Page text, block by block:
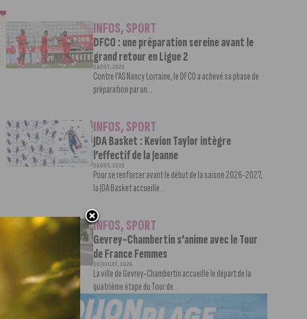
INFOS,SPORT
DFCO : une préparation sereine avant le
grand retour en Ligue 2
3 AOÛT, 2026
Contre l’AS Nancy Lorraine, le DFCO a achevé sa phase de
préparation par un...
INFOS,SPORT
JDA Basket : Kevion Taylor intègre
l’effectif de la Jeanne
3 AOÛT, 2026
Pour se renforcer avant le début de la saison 2026-2027,
la JDA Basket accueille...
INFOS,SPORT
Gevrey-Chambertin s’anime avec le Tour
de France Femmes
30 JUILLET, 2026
La ville de Gevrey-Chambertin accueille le départ de la
quatrième étape du Tour de...